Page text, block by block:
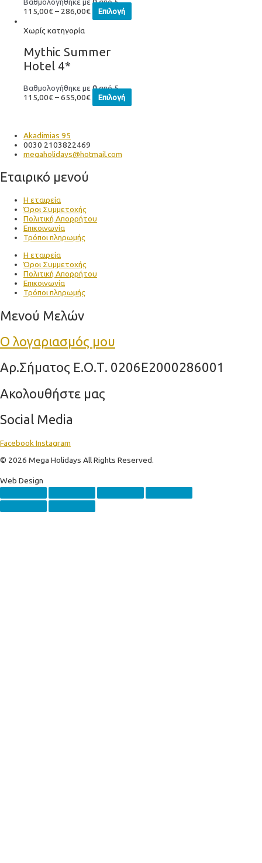
115,00€– 286,00€ Επιλογή
Χωρίς κατηγορία
Mythic Summer
Hotel 4*
Βαθμολογήθηκε με 0από 5
115,00€–655,00€ Επιλογή
Akadimias 95
0030 2103822469
megaholidays@hotmail.com
Εταιρικό μενού
Η εταιρεία
Όροι Συμμετοχής
Πολιτική Απορρήτου
Επικοινωνία
Τρόποι πληρωμής
Η εταιρεία
Όροι Συμμετοχής
Πολιτική Απορρήτου
Επικοινωνία
Τρόποι πληρωμής
Μενού Μελών
Ο λογαριασμός μου
Aρ.Σήματος Ε.Ο.Τ. 0206Ε2000286001
Ακολουθήστε μας
Social Media
Facebook Instagram
© 2026 Mega Holidays All Rights Reserved.
Web Design